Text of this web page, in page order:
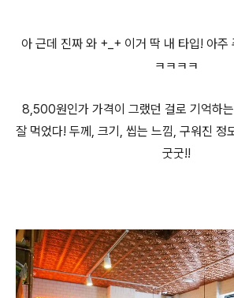
아 근데 진짜 와 +_+ 이거 딱 내 타입! 아주
ㅋㅋㅋㅋ
8,500원인가 가격이 그랬던 걸로 기억하
잘 먹었다! 두께, 크기, 씹는 느낌, 구워진 정
굿굿!!